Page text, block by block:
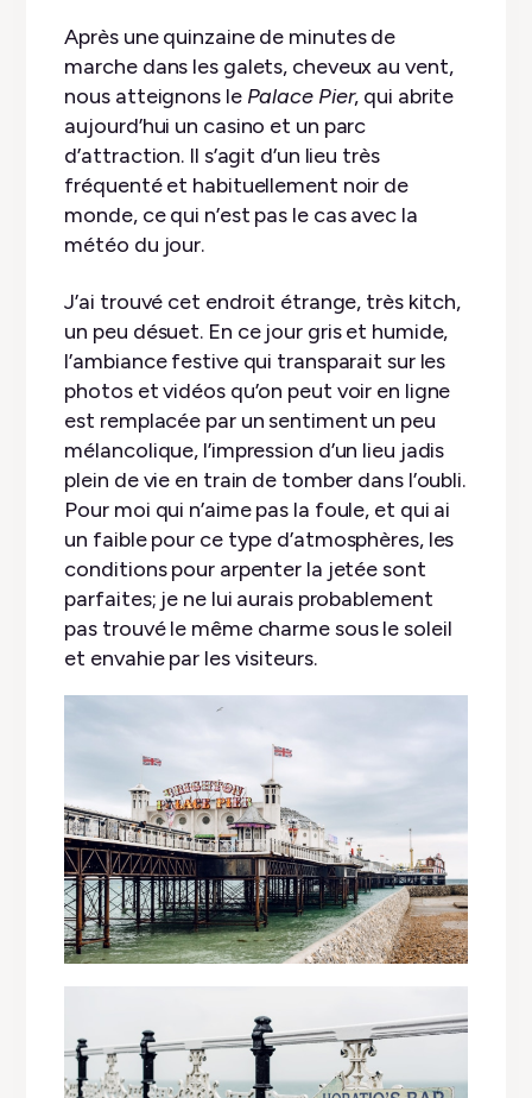
Après une quinzaine de minutes de
marche dans les galets, cheveux au vent,
nous atteignons le Palace Pier, qui abrite
aujourd’hui un casino et un parc
d’attraction. Il s’agit d’un lieu très
fréquenté et habituellement noir de
monde, ce qui n’est pas le cas avec la
météo du jour.
J’ai trouvé cet endroit étrange, très kitch,
un peu désuet. En ce jour gris et humide,
l’ambiance festive qui transparait sur les
photos et vidéos qu’on peut voir en ligne
est remplacée par un sentiment un peu
mélancolique, l’impression d’un lieu jadis
plein de vie en train de tomber dans l’oubli.
Pour moi qui n’aime pas la foule, et qui ai
un faible pour ce type d’atmosphères, les
conditions pour arpenter la jetée sont
parfaites; je ne lui aurais probablement
pas trouvé le même charme sous le soleil
et envahie par les visiteurs.